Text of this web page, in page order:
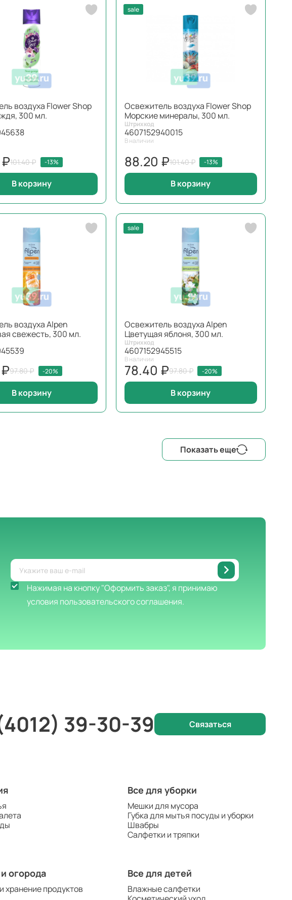
воздуха Flower Shop
300 мл.
101.40 ₽ -13%
В корзину
sale
Освежитель воздуха Flower Shop
Морские минералы, 300 мл.
Штрихкод
4607152940015
В наличии
88.20 ₽101.40 ₽ -13%
В корзину
воздуха Alpen
свежесть, 300 мл.
97.80 ₽ -20%
В корзину
sale
Освежитель воздуха Alpen
Цветущая яблоня, 300 мл.
Штрихкод
4607152945515
В наличии
78.40 ₽97.80 ₽ -20%
В корзину
Показать еще
Нажимая на кнопку "Оформить заказ", я принимаю
условия пользовательского соглашения.
39-30-39 Связаться
Все для уборки
Мешки для мусора
Губка для мытья посуды и уборки
Швабры
Салфетки и тряпки
огорода
хранение продуктов
Все для детей
Влажные салфетки